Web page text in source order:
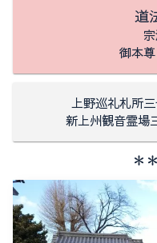
道
御本
上野巡礼札所
新上州観音霊場
＊